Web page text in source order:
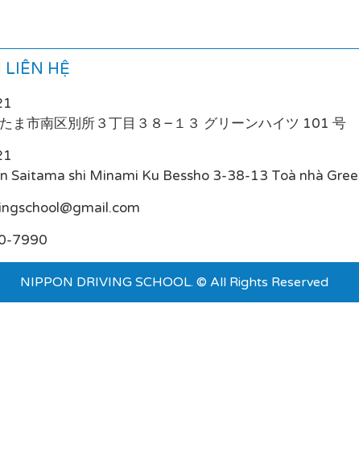
HỆ
ま市南区別所３丁目３８−１３ グリーンハイツ 101 号
Saitama shi Minami Ku Bessho 3-38-13 Toà nhà
7990
NIPPON DRIVING SCHOOL. © All Rights Reserved